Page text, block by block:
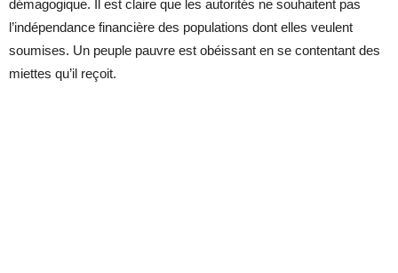
démagogique. Il est claire que les autorités ne souhaitent pas
l’indépendance financière des populations dont elles veulent
soumises. Un peuple pauvre est obéissant en se contentant des
miettes qu’il reçoit.